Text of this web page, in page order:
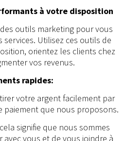
à votre disposition
outils marketing pour vous
Utilisez ces outils de
orientez les clients chez
vos revenus.
rapides:
votre argent facilement par
paiement que nous proposons.
signifie que nous sommes
vous et de vous joindre à